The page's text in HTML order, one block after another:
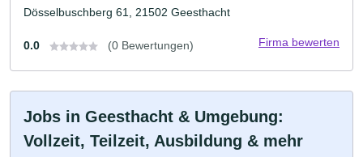
Dösselbuschberg 61, 21502 Geesthacht
0.0 (0 Bewertungen) Firma bewerten
Jobs in Geesthacht & Umgebung:
Vollzeit, Teilzeit, Ausbildung & mehr